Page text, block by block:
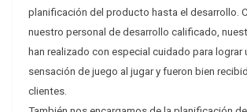
planificación del producto hasta el desarrollo.
nuestro personal de desarrollo calificado,
han realizado con especial cuidado para lograr
sensación de juego al jugar y fueron bien
clientes.